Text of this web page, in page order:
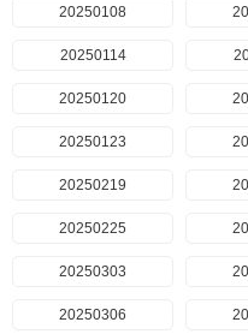
20250108
20250114
20250120
20250123
20250219
20250225
20250303
20250306